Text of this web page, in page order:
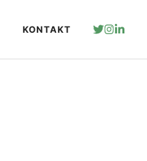
KONTAKT